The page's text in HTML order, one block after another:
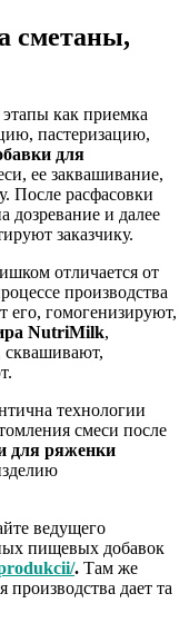
сметаны,
как приемка
пастеризацию,
для
ее заквашивание,
После расфасовки
дозревание и далее
заказчику.
отличается от
производства
гомогенизируют,
NutriMilk,
сквашивают,
технологии
смеси после
для ряженки
ведущего
пищевых добавок
. Там же
дает та